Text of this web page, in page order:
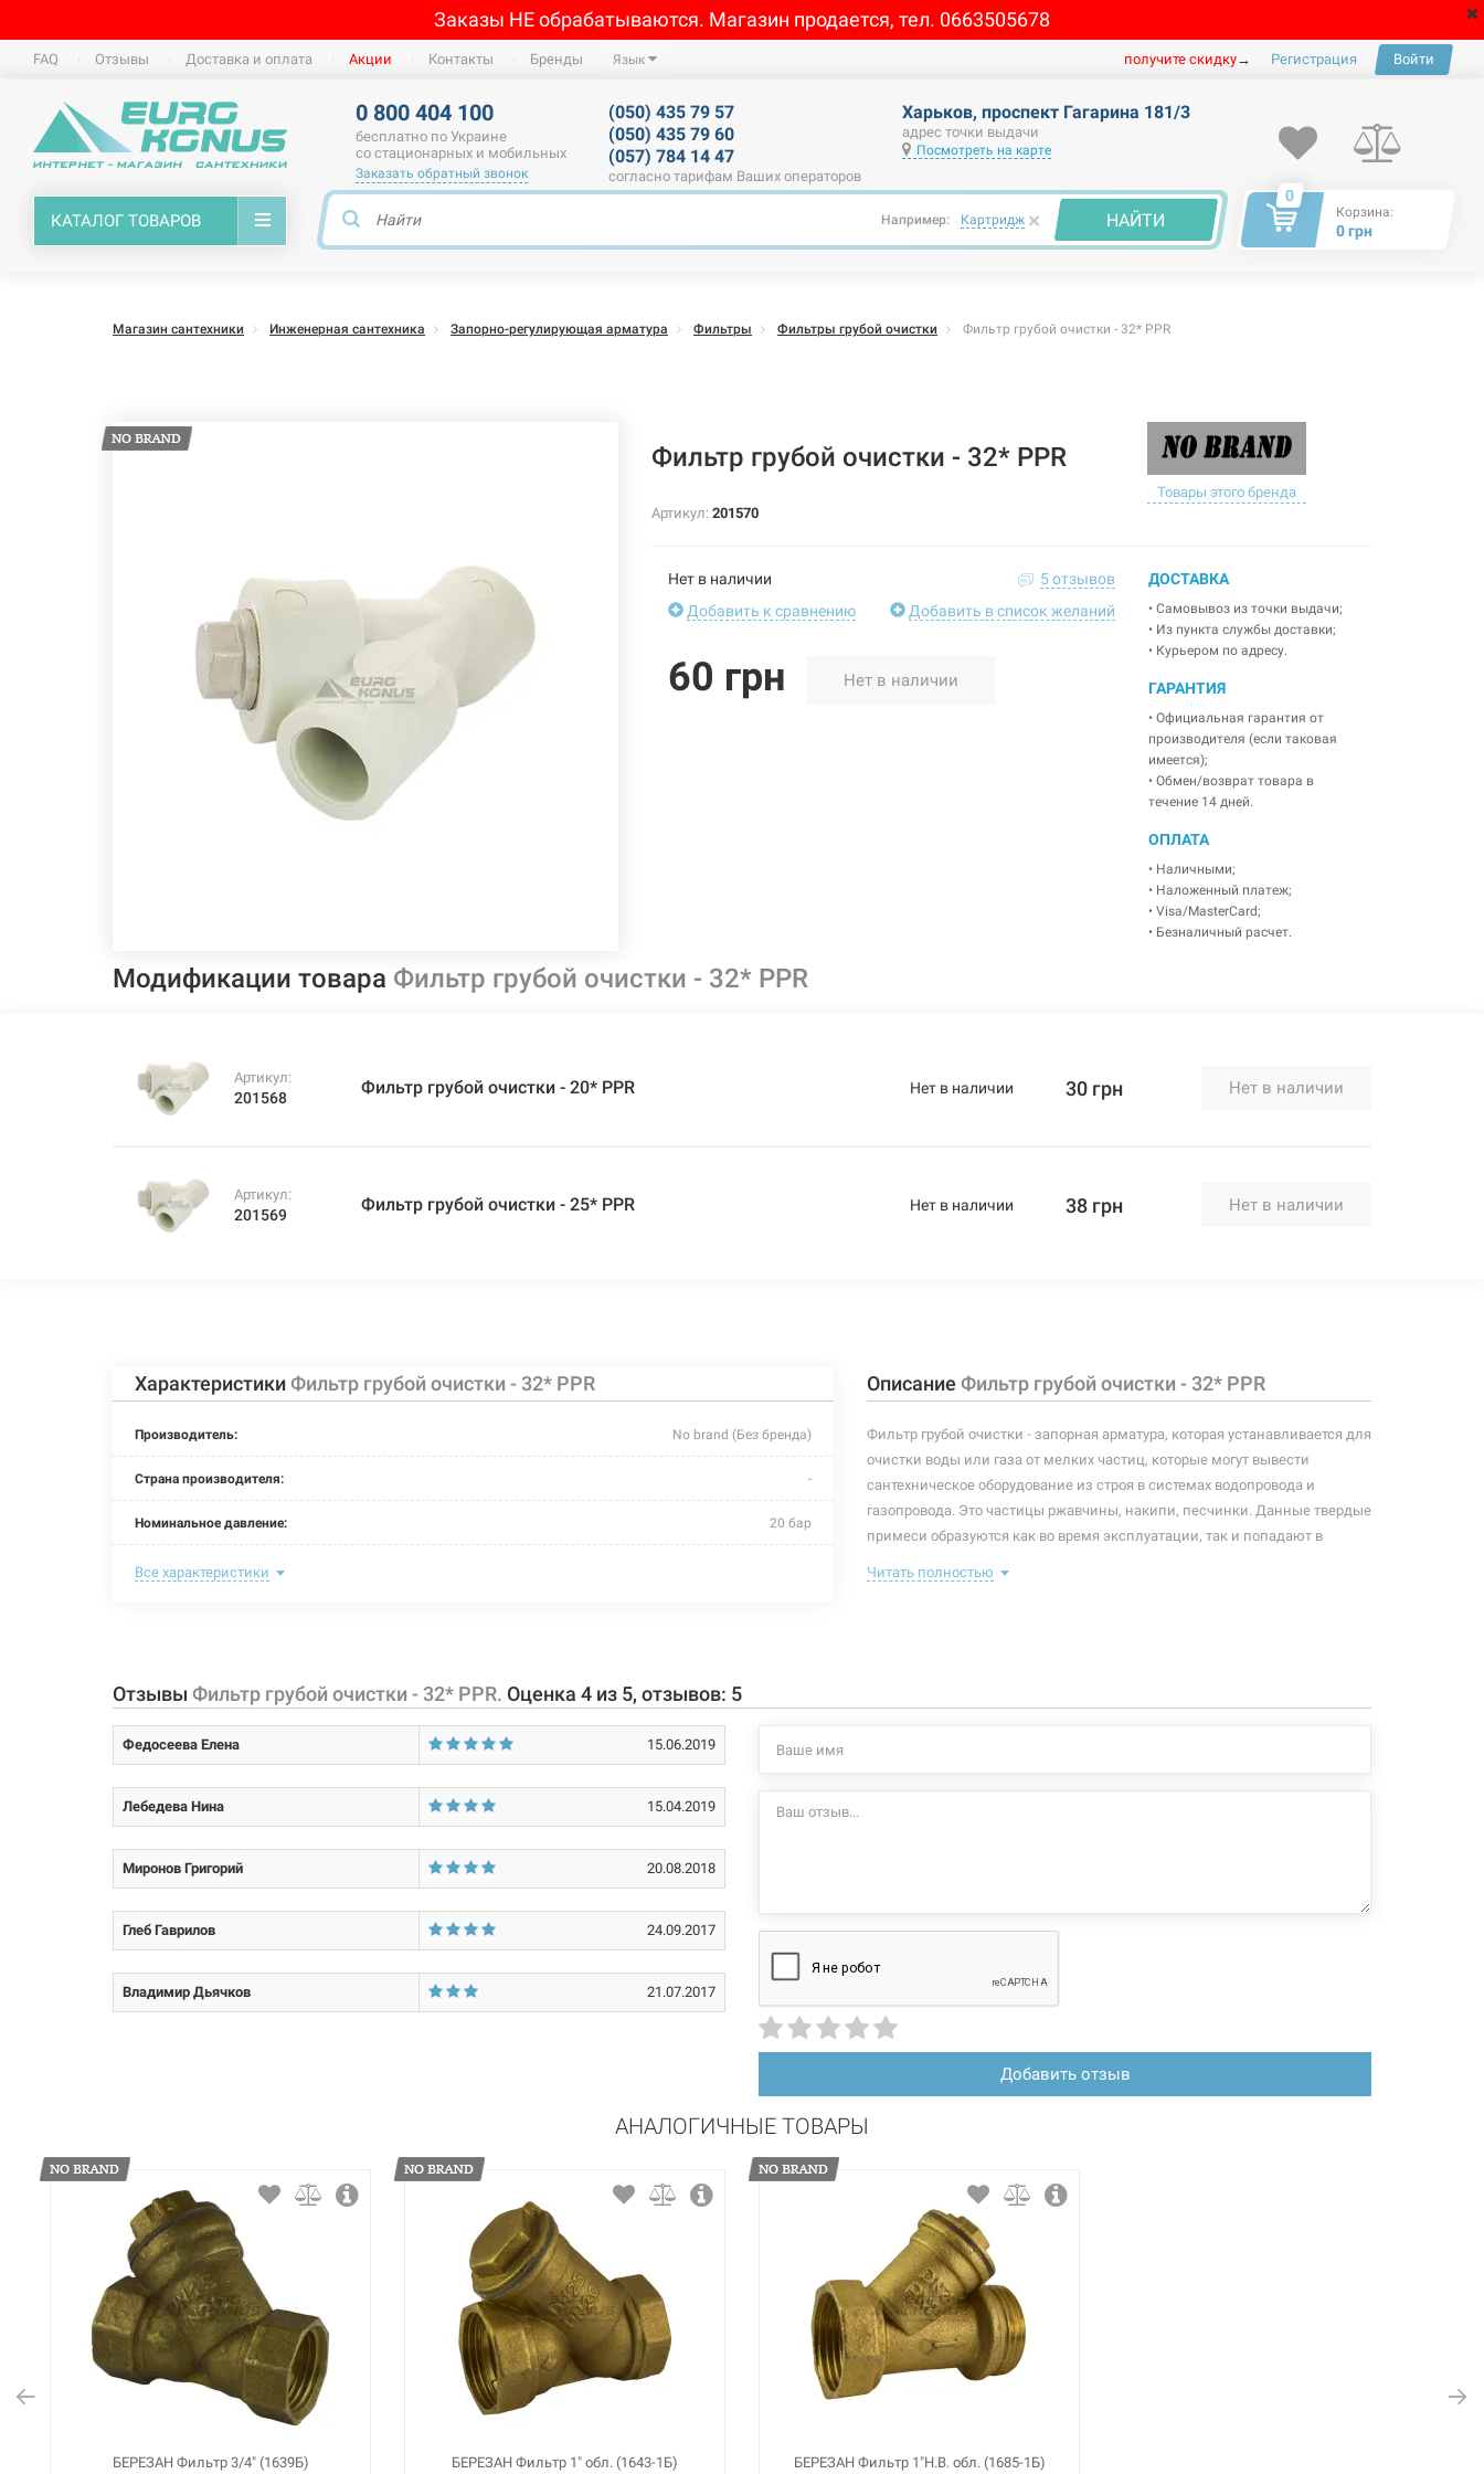
Заказы НЕ обрабатываются. Магазин продается, тел. 0663505678
FAQ Отзывы Доставка и оплата Акции Контакты Бренды Язык получите скидку→ Регистрация Войти
0 800 404 100
бесплатно по Украине
со стационарных и мобильных
Заказать обратный звонок
(050) 435 79 57
(050) 435 79 60
(057) 784 14 47
согласно тарифам Ваших операторов
Харьков, проспект Гагарина 181/3
адрес точки выдачи
Посмотреть на карте
КАТАЛОГ ТОВАРОВ Например: Картридж × НАЙТИ
0
Корзина:
0 грн
Магазин сантехники Инженерная сантехника Запорно-регулирующая арматура Фильтры Фильтры грубой очистки Фильтр грубой очистки - 32* PPR
Фильтр грубой очистки - 32* PPR
Товары этого бренда
Артикул: 201570
Нет в наличии
5 отзывов
Добавить к сравнению
Добавить в список желаний
60 грн Нет в наличии
ДОСТАВКА
• Самовывоз из точки выдачи;
• Из пункта службы доставки;
• Курьером по адресу.
ГАРАНТИЯ
• Официальная гарантия от
производителя (если таковая
имеется);
• Обмен/возврат товара в
течение 14 дней.
ОПЛАТА
• Наличными;
• Наложенный платеж;
• Visa/MasterCard;
• Безналичный расчет.
Модификации товара Фильтр грубой очистки - 32* PPR
Артикул:
201568 Фильтр грубой очистки - 20* PPR Нет в наличии 30 грн Нет в наличии
Артикул:
201569 Фильтр грубой очистки - 25* PPR Нет в наличии 38 грн Нет в наличии
ХарактеристикиФильтр грубой очистки - 32* PPR
Производитель: No brand (Без бренда)
Страна производителя: -
Номинальное давление: 20 бар
Максимальная температура:
Материал уплотнителей: эластомер EPDM
Материал крышки фильтра: латунь
Материал сетки: нержавеющая сталь
Тип подсоединения:
Вид подсоединения: внутренняя/внутренняя
Размер ячеек сетки: 300 мкм
Все характеристики
Описание Фильтр грубой очистки - 32* PPR
Фильтр грубой очистки - запорная арматура, которая устанавливается для
очистки воды или газа от мелких частиц, которые могут вывести
сантехническое оборудование из строя в системах водопровода и
газопровода. Это частицы ржавчины, накипи, песчинки. Данные твердые
примеси образуются как во время эксплуатации, так и попадают в
главных причин поломки сантехнических приборов.
Читать полностью
Отзывы Фильтр грубой очистки - 32* PPR. Оценка 4 из 5, отзывов: 5
Федосеева Елена 15.06.2019
Лебедева Нина 15.04.2019
Миронов Григорий 20.08.2018
Глеб Гаврилов 24.09.2017
Владимир Дьячков 21.07.2017
Добавить отзыв
АНАЛОГИЧНЫЕ ТОВАРЫ
БЕРЕЗАН Фильтр 3/4" (1639Б) БЕРЕЗАН Фильтр 1" обл. (1643-1Б) БЕРЕЗАН Фильтр 1"Н.В. обл. (1685-1Б)